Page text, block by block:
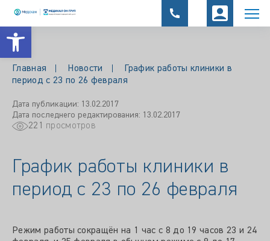
Открыть панель инструментов
Главная Новости
График работы клиники в
период с 23 по 26 февраля
Дата публикации: 13.02.2017
Дата последнего редактирования: 13.02.2017
221 просмотров
График работы клиники в
период с 23 по 26 февраля
Режим работы сокращён на 1 час с 8 до 19 часов 23 и 24